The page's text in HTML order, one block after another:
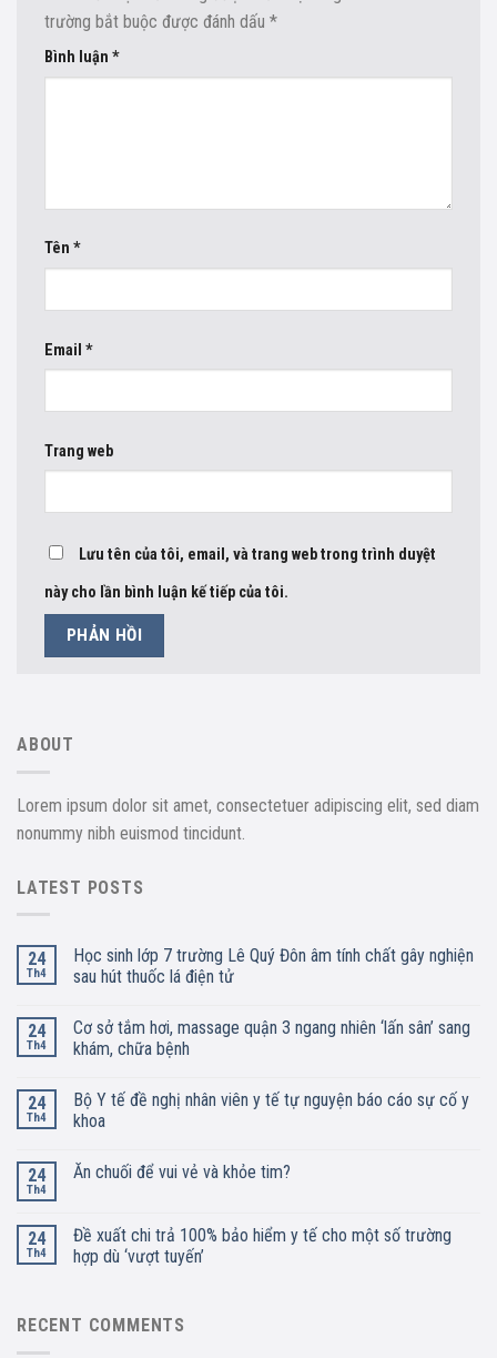
trường bắt buộc được đánh dấu *
Bình luận *
Tên *
Email *
Trang web
Lưu tên của tôi, email, và trang web trong trình duyệt
này cho lần bình luận kế tiếp của tôi.
ABOUT
Lorem ipsum dolor sit amet, consectetuer adipiscing elit, sed diam
nonummy nibh euismod tincidunt.
LATEST POSTS
24
Th4
Học sinh lớp 7 trường Lê Quý Đôn âm tính chất gây nghiện
sau hút thuốc lá điện tử
24
Th4
Cơ sở tắm hơi, massage quận 3 ngang nhiên ‘lấn sân’ sang
khám, chữa bệnh
24
Th4
Bộ Y tế đề nghị nhân viên y tế tự nguyện báo cáo sự cố y
khoa
24
Th4
Ăn chuối để vui vẻ và khỏe tim?
24
Th4
Đề xuất chi trả 100% bảo hiểm y tế cho một số trường
hợp dù ‘vượt tuyến’
RECENT COMMENTS